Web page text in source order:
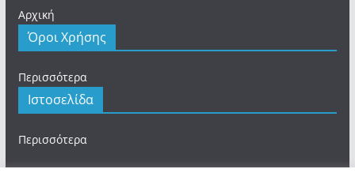
Αρχική
Όροι Χρήσης
Περισσότερα
Ιστοσελίδα
Περισσότερα